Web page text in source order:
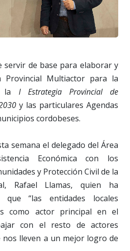
servir de base para elaborar y
Provincial Multiactor para la
la I Estrategia Provincial de
y las particulares Agendas
cordobeses.
semana el delegado del Área
Económica con los
y Protección Civil de la
Rafael Llamas, quien ha
que “las entidades locales
como actor principal en el
con el resto de actores
nos lleven a un mejor logro de